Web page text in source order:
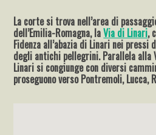
La corte si trova nell’area di
dell’Emilia-Romagna, laVia di Linari,
Fidenza all’abazia di Linari nei
degli antichi pellegrini. Parallela alla
Linari si congiunge con diversi
proseguono verso Pontremoli, Lucca,